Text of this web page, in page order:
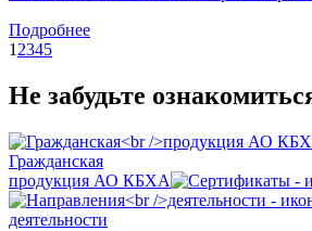
Подробнее
12345
Не забудьте
Гражданская
продукция АО КБХА
деятельности